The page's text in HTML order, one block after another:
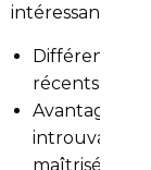
intéressantes.
Différences
récents
Avantages :
introuvables
maîtrisé.